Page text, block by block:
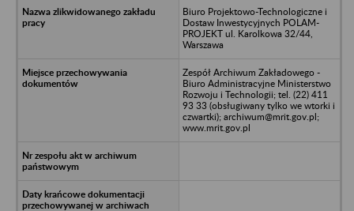
Biuro Projektowo-Technologiczne i
Dostaw Inwestycyjnych POLAM-
PROJEKT ul. Karolkowa 32/44,
Warszawa
Zespół Archiwum Zakładowego -
Biuro Administracyjne Ministerstwo
Rozwoju i Technologii; tel. (22) 411
93 33 (obsługiwany tylko we wtorki i
czwartki); archiwum@mrit.gov.pl;
www.mrit.gov.pl